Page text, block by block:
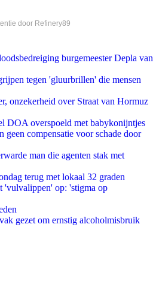
door Refinery89
burgemeester Depla van
tegen 'gluurbrillen' die mensen
onzekerheid over Straat van Hormuz
DOA overspoeld met babykonijntjes
geen compensatie voor schade door
man die agenten stak met
terug met lokaal 32 graden
'vulvalippen' op: 'stigma op
gezet om ernstig alcoholmisbruik